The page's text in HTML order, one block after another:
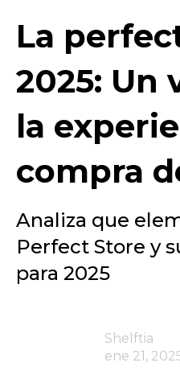
La
2025: Un
la
compra
Analiza que
Perfect Store y
para 2025
Shelftia
ene 21,